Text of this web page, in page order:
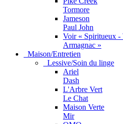
Tormore
Jameson
Paul John
Voir « Spiritueux
Armagnac »
Maison/Entretien
Lessive/Soin du linge
Ariel
Dash
L'Arbre Vert
Le Chat
Maison Verte
Mir